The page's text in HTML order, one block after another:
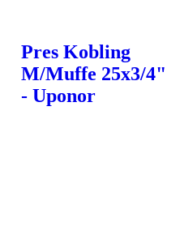
Pres Kobling
M/Muffe 25x3/4"
- Uponor